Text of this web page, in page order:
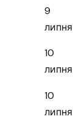
9
липня
10
липня
10
липня